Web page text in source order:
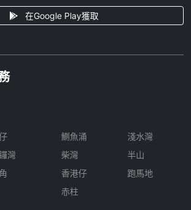
在Google Play獲取
灣
鰂魚涌
柴灣
香港仔
赤柱
淺水灣
半山
跑馬地